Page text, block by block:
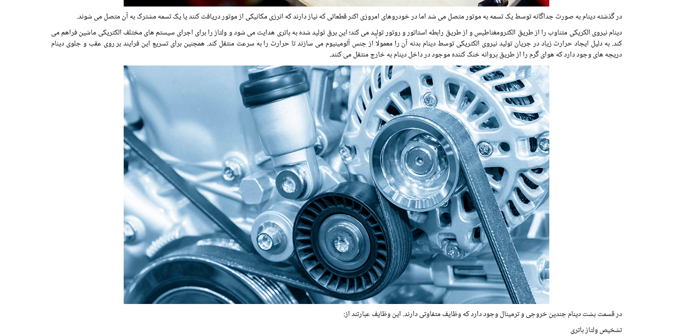
در گذشته دینام به صورت جداگانه توسط یک تسمه به موتور متصل می شد اما در خودروهای امروزی اکثر قطعاتی که نیاز دارند که انرژی مکانیکی از موتور دریافت کنند یا یک تسمه مشترک به آن متصل می شوند.
دینام نیروی الکریکی متناوب را از طریق الکترومغناطیس و از طریق رابطه استاتور و روتور تولید می کند؛ این برق تولید شده به باتری هدایت می شود و ولتاژ را برای اجرای سیستم های مختلف الکتریکی ماشین فراهم می
کند. به دلیل ایجاد حرارت زیاد در جریان تولید نیروی الکتریکی توسط دینام بدنه آن را معمولاً از جنس آلومینیوم می سازند تا حرارت را به سرعت منتقل کند. همچنین برای تسریع این فرایند بر روی عقب و جلوی دینام
دریچه های وجود دارد که هوای گرم را از طریق پروانه خنک کننده موجود در داخل دینام به خارج منتقل می کنند.
در قسمت پشت دینام چندین خروجی و ترمینال وجود دارد که وظایف متفاوتی دارند. این وظایف عبارتند از:
تشخیص ولتاژ باتری